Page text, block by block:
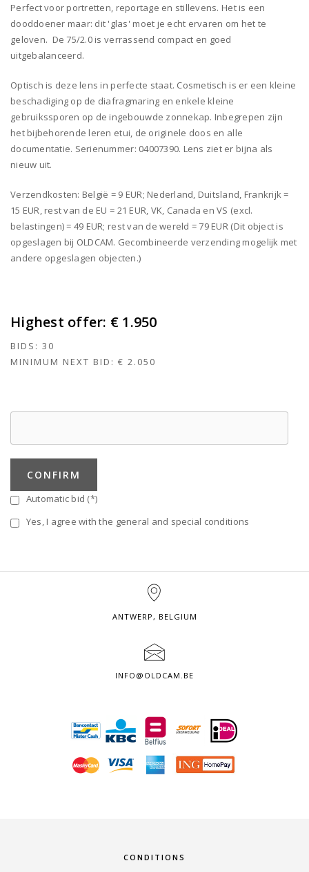
Perfect voor portretten, reportage en stillevens. Het is een
dooddoener maar: dit 'glas' moet je echt ervaren om het te
geloven. De 75/2.0 is verrassend compact en goed
uitgebalanceerd.
Optisch is deze lens in perfecte staat. Cosmetisch is er een kleine
beschadiging op de diafragmaring en enkele kleine
gebruikssporen op de ingebouwde zonnekap. Inbegrepen zijn
het bijbehorende leren etui, de originele doos en alle
documentatie. Serienummer: 04007390. Lens ziet er bijna als
nieuw uit.
Verzendkosten: België = 9 EUR; Nederland, Duitsland, Frankrijk =
15 EUR, rest van de EU = 21 EUR, VK, Canada en VS (excl.
belastingen) = 49 EUR; rest van de wereld = 79 EUR (Dit object is
opgeslagen bij OLDCAM. Gecombineerde verzending mogelijk met
andere opgeslagen objecten.)
Highest offer: € 1.950
BIDS: 30
MINIMUM NEXT BID: € 2.050
CONFIRM
Automatic bid (*)
Yes, I agree with the general and special conditions
ANTWERP, BELGIUM
INFO@OLDCAM.BE
CONDITIONS